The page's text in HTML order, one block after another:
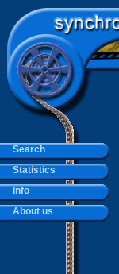
Search
Statistics
Info
About us